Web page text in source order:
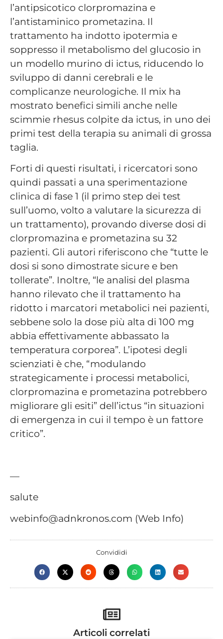
l’antipsicotico clorpromazina e
l’antistaminico prometazina. Il
trattamento ha indotto ipotermia e
soppresso il metabolismo del glucosio in
un modello murino di ictus, riducendo lo
sviluppo di danni cerebrali e le
complicanze neurologiche. Il mix ha
mostrato benefici simili anche nelle
scimmie rhesus colpite da ictus, in uno dei
primi test della terapia su animali di grossa
taglia.
Forti di questi risultati, i ricercatori sono
quindi passati a una sperimentazione
clinica di fase 1 (il primo step dei test
sull’uomo, volto a valutare la sicurezza di
un trattamento), provando diverse dosi di
clorpromazina e prometazina su 32
pazienti. Gli autori riferiscono che “tutte le
dosi si sono dimostrate sicure e ben
tollerate”. Inoltre, “le analisi del plasma
hanno rilevato che il trattamento ha
ridotto i marcatori metabolici nei pazienti,
sebbene solo la dose più alta di 100 mg
abbia effettivamente abbassato la
temperatura corporea”. L’ipotesi degli
scienziati è che, “modulando
strategicamente i processi metabolici,
clorpromazina e prometazina potrebbero
migliorare gli esiti” dell’ictus “in situazioni
di emergenza in cui il tempo è un fattore
critico”.
—
salute
webinfo@adnkronos.com (Web Info)
Convididi
Articoli correlati